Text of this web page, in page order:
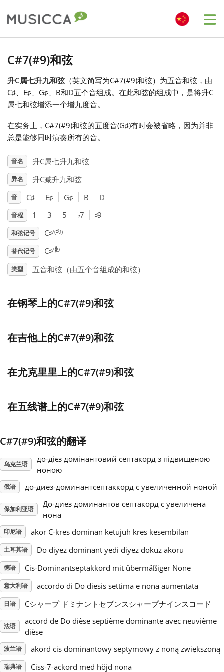
Български
English
Español
Français
한국어
हिन्दी
Italiano
日本語
Polski
Português
Русский
Tiếng Việt
C#7(#9)和弦
升C属七升九和弦 （英文简写为C#7(#9)和弦）为五音和弦，由
C♯、E♯、G♯、B和D五个音组成。在此和弦的组成中，是将升C
属七和弦增添一个增九度音。
在实务上，C#7(#9)和弦的五度音(G♯)有时会被省略，因为并非
总是能够同时演奏所有的音。
音名 升C属七升九和弦
异名 升C减升九和弦
音 C♯ E♯ G♯ B D
音程 1 3 5 ♭7 ♯9
和弦记号 C♯7(♯9)
替代记号 C♯7♯9
类型 五音和弦（由五个音组成的和弦）
在钢琴上的C#7(#9)和弦
在吉他上的C#7(#9)和弦
在尤克里里上的C#7(#9)和弦
在五线谱上的C#7(#9)和弦
C#7(#9)和弦的翻译
乌克兰语
до-дієз домінантовий септакорд з підвищеною
ноною
俄语 до-диез-доминантсептаккорд с увеличенной ноной
保加利亚语
До-диез доминантов септакорд с увеличена
нона
印尼语 akor C-kres dominan ketujuh kres kesembilan
土耳其语 Do diyez dominant yedi diyez dokuz akoru
德语 Cis-Dominantseptakkord mit übermäßiger None
意大利语 accordo di Do diesis settima e nona aumentata
日语 Cシャープ ドミナントセブンスシャープナインスコード
法语
accord de Do dièse septième dominante avec neuvième
dièse
波兰语 akord cis dominantowy septymowy z noną zwiększoną
瑞典语 Ciss-7-ackord med höjd nona